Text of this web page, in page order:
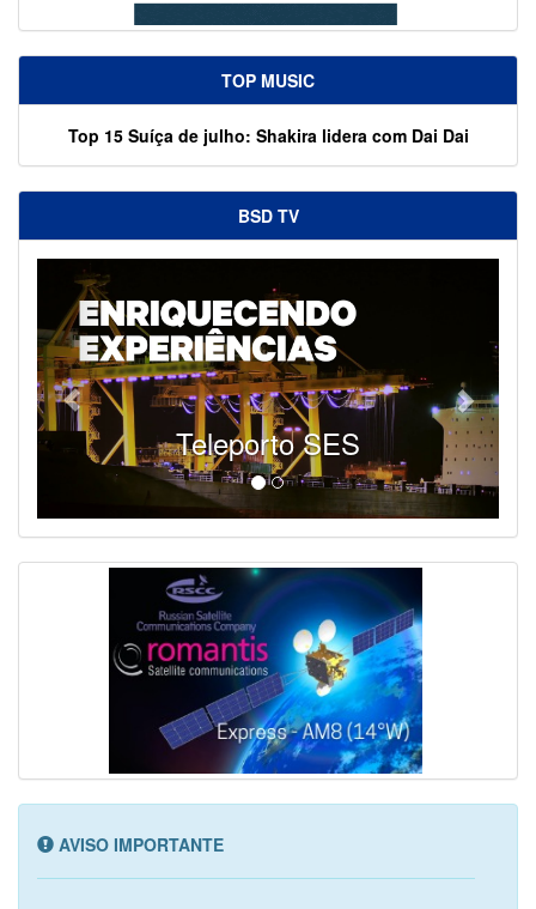
TOP MUSIC
Top 15 Suíça de julho: Shakira lidera com Dai Dai
BSD TV
Teleporto SES
AVISO IMPORTANTE